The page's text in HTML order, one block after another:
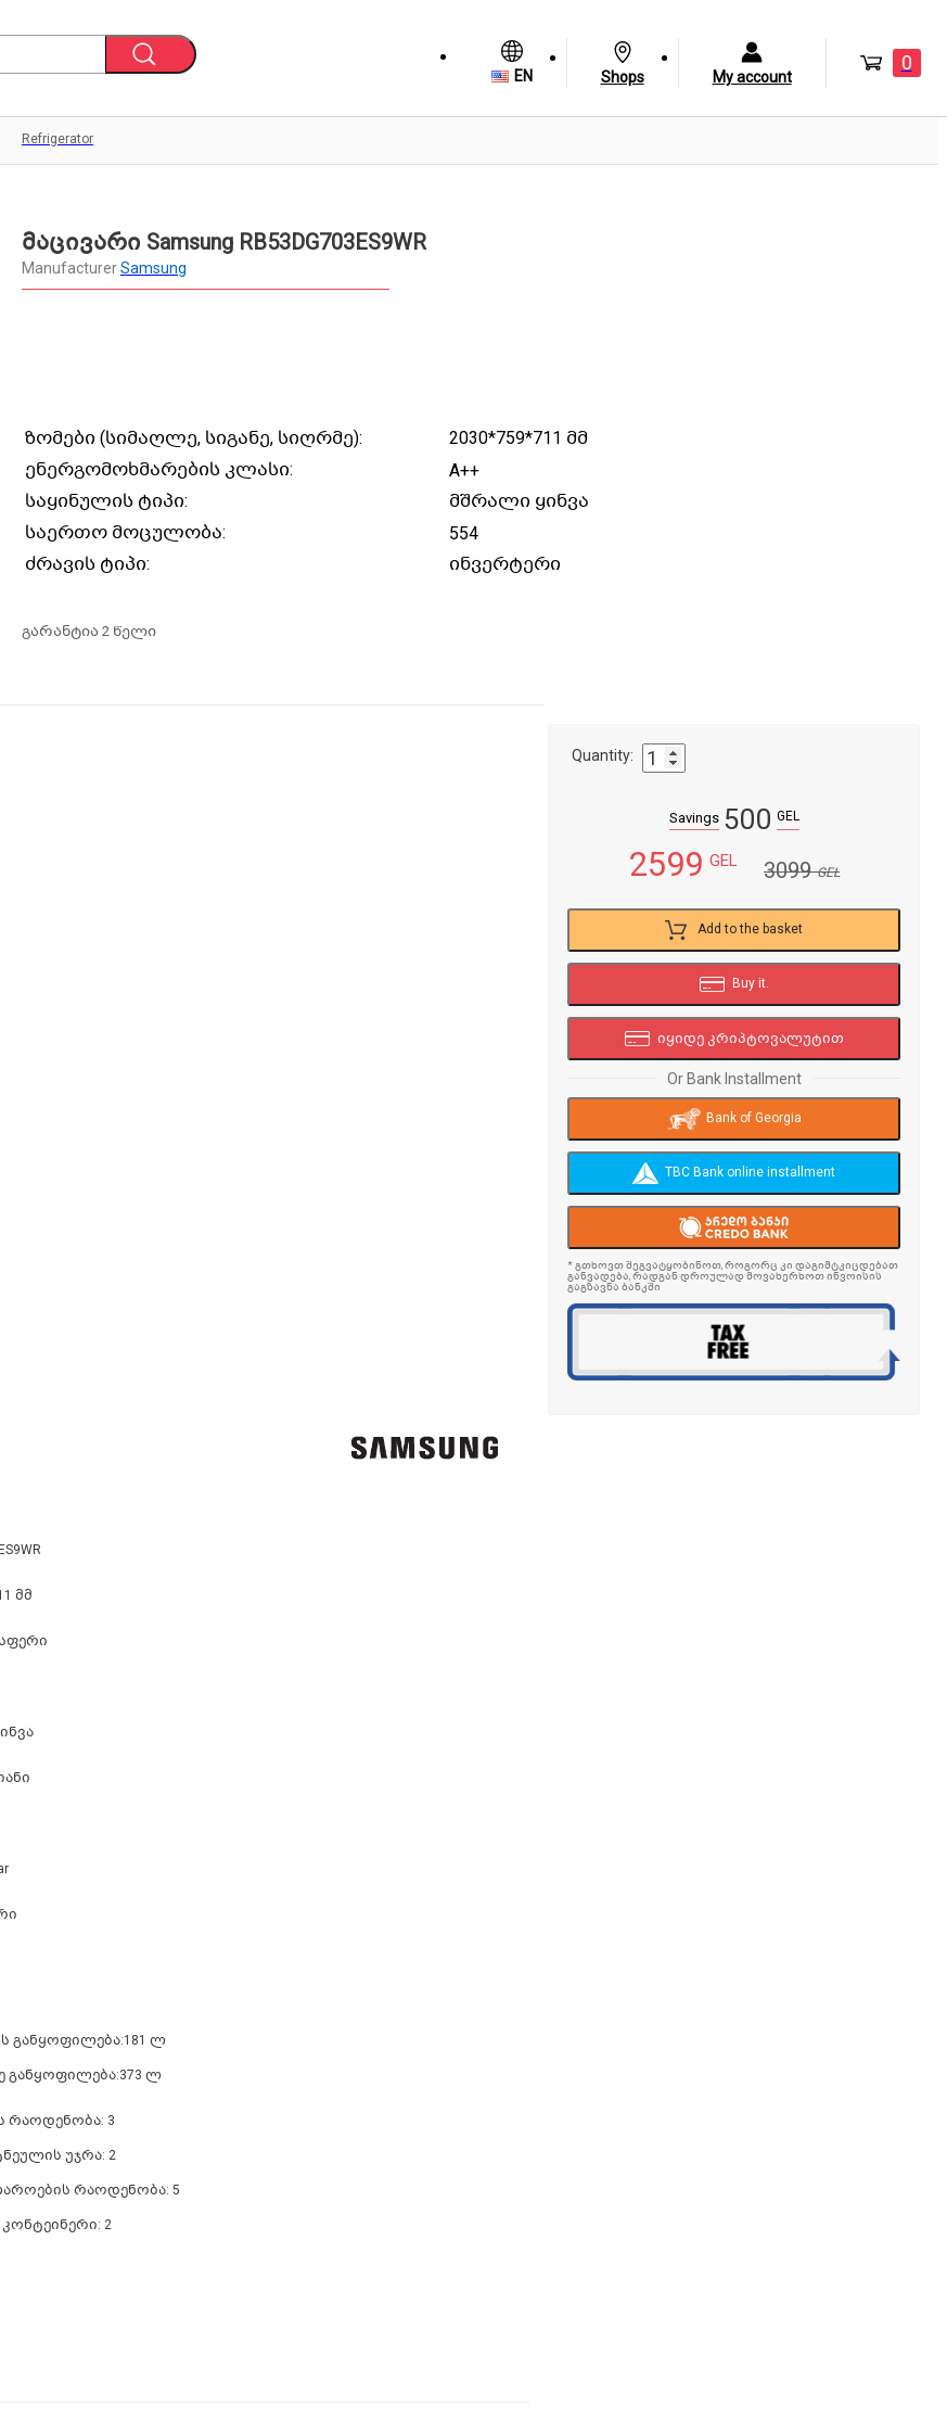
EN Shops My account
0
Refrigerator
მაცივარი Samsung RB53DG703ES9WR
ManufacturerSamsung
ზომები (სიმაღლე, სიგანე, სიღრმე):
2030*759*711 მმ
ენერგომოხმარების კლასი:
A++
საყინულის ტიპი:
მშრალი ყინვა
საერთო მოცულობა:
554
ძრავის ტიპი:
ინვერტერი
გარანტია 2 წელი
Quantity:
Savings 500 GEL
2599 GEL 3099GEL
Add to the basket
Buy it.
იყიდე კრიპტოვალუტით
Or Bank Installment
Bank of Georgia
TBC Bank online installment
* გთხოვთ შეგვატყობინოთ, როგორც კი დაგიმტკიცდებათ
განვადება, რადგან დროულად მოვახერხოთ ინვოისის
გაგზავნა ბანკში
მმ
განყოფილება:181 ლ
განყოფილება:373 ლ
რაოდენობა: 3
უჯრა: 2
რაოდენობა: 5
2